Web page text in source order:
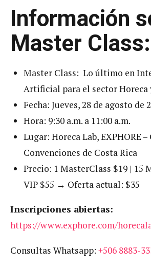
Información
Master Class:
Master Class: Lo último en
Artificial para el sector Horeca
Fecha: Jueves, 28 de agosto de
Hora: 9:30 a.m. a 11:00 a.m.
Lugar: Horeca Lab, EXPHORE
Convenciones de Costa Rica
Precio: 1 MasterClass $19 | 15
VIP $55 → Oferta actual: $35
Inscripciones abiertas:
https://www.exphore.com/
Consultas Whatsapp: +506 8883-